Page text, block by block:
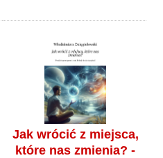
Jak wrócić z miejsca,
które nas zmienia? -